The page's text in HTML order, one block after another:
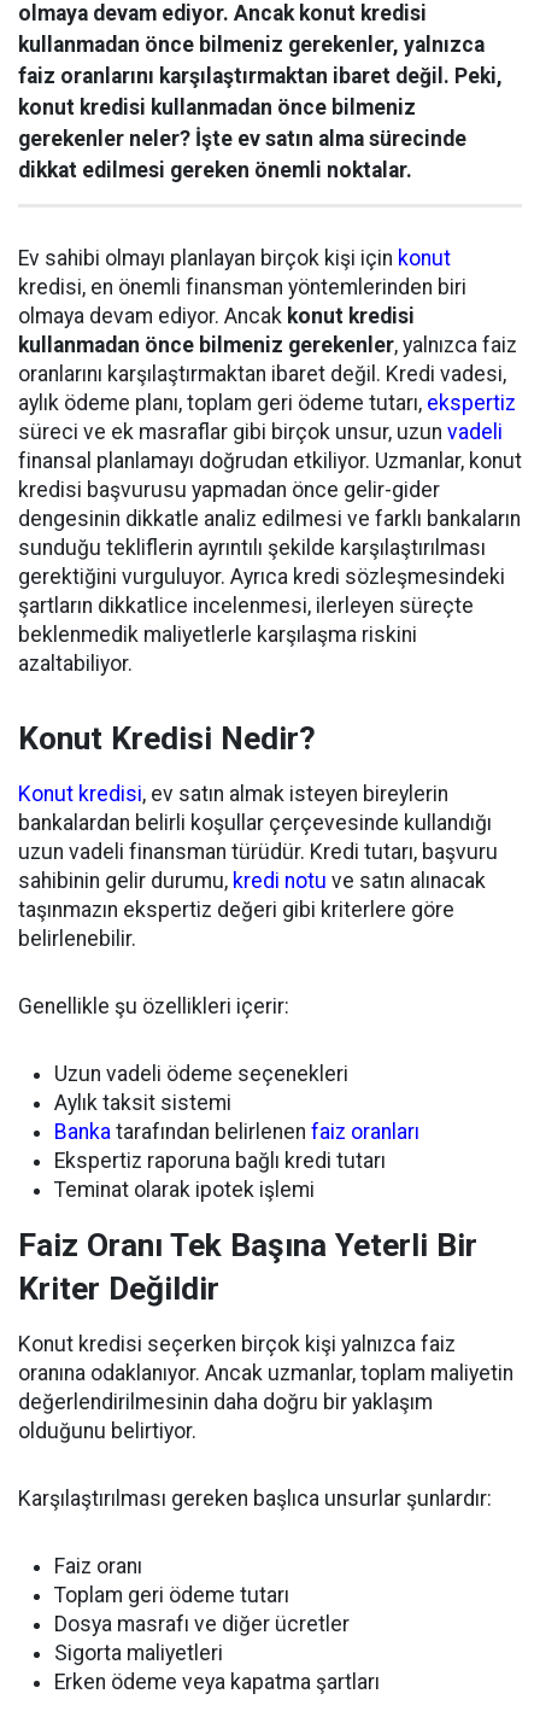
olmaya devam ediyor. Ancak konut kredisi
kullanmadan önce bilmeniz gerekenler, yalnızca
faiz oranlarını karşılaştırmaktan ibaret değil. Peki,
konut kredisi kullanmadan önce bilmeniz
gerekenler neler? İşte ev satın alma sürecinde
dikkat edilmesi gereken önemli noktalar.
Ev sahibi olmayı planlayan birçok kişi için konut
kredisi, en önemli finansman yöntemlerinden biri
olmaya devam ediyor. Ancak konut kredisi
kullanmadan önce bilmeniz gerekenler, yalnızca faiz
oranlarını karşılaştırmaktan ibaret değil. Kredi vadesi,
aylık ödeme planı, toplam geri ödeme tutarı, ekspertiz
süreci ve ek masraflar gibi birçok unsur, uzun vadeli
finansal planlamayı doğrudan etkiliyor. Uzmanlar, konut
kredisi başvurusu yapmadan önce gelir-gider
dengesinin dikkatle analiz edilmesi ve farklı bankaların
sunduğu tekliflerin ayrıntılı şekilde karşılaştırılması
gerektiğini vurguluyor. Ayrıca kredi sözleşmesindeki
şartların dikkatlice incelenmesi, ilerleyen süreçte
beklenmedik maliyetlerle karşılaşma riskini
azaltabiliyor.
Konut Kredisi Nedir?
Konut kredisi, ev satın almak isteyen bireylerin
bankalardan belirli koşullar çerçevesinde kullandığı
uzun vadeli finansman türüdür. Kredi tutarı, başvuru
sahibinin gelir durumu, kredi notu ve satın alınacak
taşınmazın ekspertiz değeri gibi kriterlere göre
belirlenebilir.
Genellikle şu özellikleri içerir:
Uzun vadeli ödeme seçenekleri
Aylık taksit sistemi
Banka tarafından belirlenen faiz oranları
Ekspertiz raporuna bağlı kredi tutarı
Teminat olarak ipotek işlemi
Faiz Oranı Tek Başına Yeterli Bir
Kriter Değildir
Konut kredisi seçerken birçok kişi yalnızca faiz
oranına odaklanıyor. Ancak uzmanlar, toplam maliyetin
değerlendirilmesinin daha doğru bir yaklaşım
olduğunu belirtiyor.
Karşılaştırılması gereken başlıca unsurlar şunlardır:
Faiz oranı
Toplam geri ödeme tutarı
Dosya masrafı ve diğer ücretler
Sigorta maliyetleri
Erken ödeme veya kapatma şartları